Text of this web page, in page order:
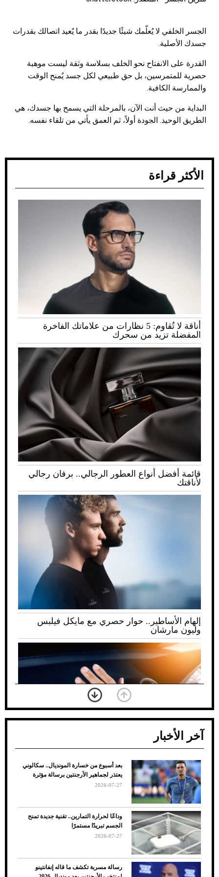
الجسر الخلفي لا يُعلّمك شيئًا جديدًا بقدر ما يُعيد اتصالك بقدرات
جسدك الأصلية.
القدرة على الانفتاح نحو الخلف بسلاسة وثقة ليست موهبة
حصرية للمتمرسين، بل حق طبيعي لكل جسد يُمنح الوقت
والممارسة الكافية.
البداية من حيث أنت الآن، بالمرحلة التي يسمح بها جسدك، هي
الطريق الوحيد. الجودة أولاً، ثم العمق يأتي من تلقاء نفسه.
الأكثر قراءة
أناقة لا تُقاوم: 5 نظارات من علاماتك الفاخرة
المفضلة تزيد من سحرك
قائمة أفضل أنواع العطور الرجالي.. برفان رجالي
لأناقتك
إلهام الأساطير.. حوار حصري مع مايكل فيلبس
وليون مارشان
ضعف تبريد مكيف السيارة عند الوقوف.. أشهر
الأسباب والحلول
آخر الأخبار
بعد أسبوع من خسارة المونديال.. سكالوني
يعتذر لجماهير الأرجنتين برسالة مؤثرة
2026-07-27
وداعًا لحرارة التمارين.. تقنية جديدة تمنح
الجسم تبريدًا مستمرًا
2026-07-27
رسالة مسربة تكشف ما قاله إنفانتينو